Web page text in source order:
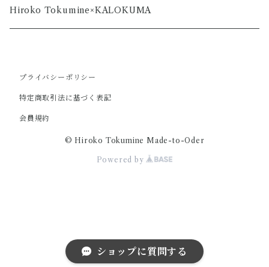
ショップに質問する
Hiroko Tokumine×KALOKUMA
プライバシーポリシー
特定商取引法に基づく表記
会員規約
© Hiroko Tokumine Made-to-Oder
Powered by